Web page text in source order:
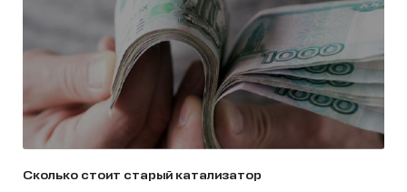
Сколько стоит старый катализатор